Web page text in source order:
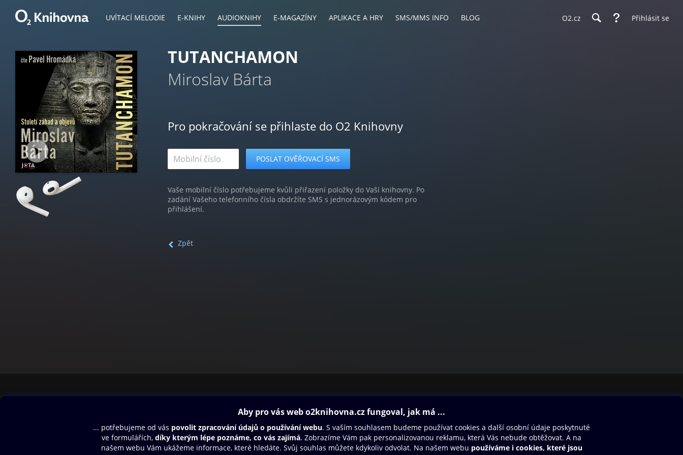
UVÍTACÍ MELODIE E-KNIHY AUDIOKNIHY E-MAGAZÍNY APLIKACE A HRY SMS/MMS INFO BLOG O2.cz Přihlásit se
TUTANCHAMON
Miroslav Bárta
Pro pokračování se přihlaste do O2 Knihovny
Vaše mobilní číslo potřebujeme kvůli přiřazení položky do Vaší knihovny. Po
zadání Vašeho telefonního čísla obdržíte SMS s jednorázovým kódem pro
přihlášení.
Zpět
Aplikace a hry
SMS/MMS Info
Blog
Dárkový poukaz
Nápověda
Oneplay Originály
Sport